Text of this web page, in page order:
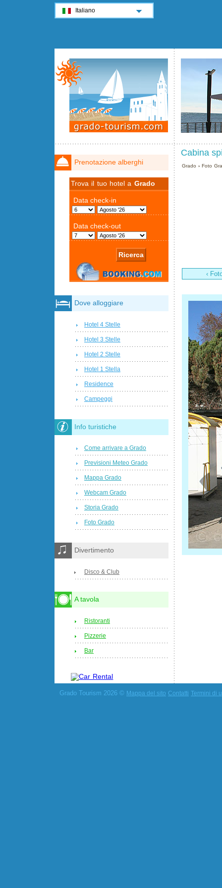
Cabina
Grado ›Foto
‹
Prenotazione alberghi
Trova il tuo hotel a Grado
Dove alloggiare
Hotel 4 Stelle
Hotel 3 Stelle
Hotel 2 Stelle
Hotel 1 Stella
Residence
Campeggi
Info turistiche
Come arrivare a Grado
Previsioni Meteo Grado
Mappa Grado
Webcam Grado
Storia Grado
Foto Grado
Divertimento
Disco & Club
A tavola
Ristoranti
Pizzerie
Bar
Grado Tourism 2026 © Mappa del sito Contatti Termini di
Italiano